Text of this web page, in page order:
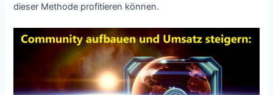
dieser Methode profitieren können.